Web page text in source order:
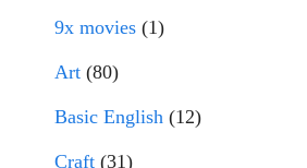
9x movies (1)
Art (80)
Basic English (12)
Craft (31)